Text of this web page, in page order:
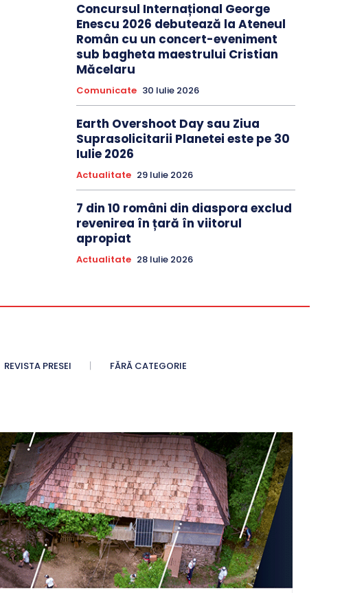
Concursul Internațional George
Enescu 2026 debutează la Ateneul
Român cu un concert-eveniment
sub bagheta maestrului Cristian
Măcelaru
Comunicate 30 Iulie 2026
Earth Overshoot Day sau Ziua
Suprasolicitarii Planetei este pe 30
Iulie 2026
Actualitate 29 Iulie 2026
7 din 10 români din diaspora exclud
revenirea în țară în viitorul
apropiat
Actualitate 28 Iulie 2026
REVISTA PRESEI FĂRĂ CATEGORIE